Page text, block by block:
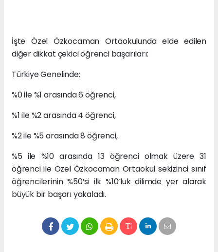
İşte Özel Özkocaman Ortaokulunda elde edilen
diğer dikkat çekici öğrenci başarıları:
Türkiye Genelinde:
%0 ile %1 arasında 6 öğrenci,
%1 ile %2 arasında 4 öğrenci,
%2 ile %5 arasında 8 öğrenci,
%5 ile %10 arasında 13 öğrenci olmak üzere 31
öğrenci ile Özel Özkocaman Ortaokul sekizinci sınıf
öğrencilerinin %50’si ilk %10’luk dilimde yer alarak
büyük bir başarı yakaladı.